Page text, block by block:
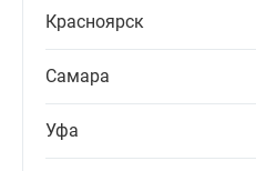
Красноярск
Самара
Уфа